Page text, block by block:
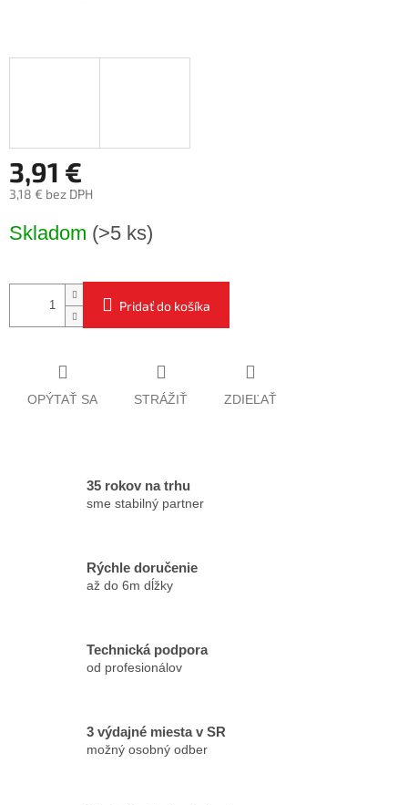
3,91 €
3,18 € bez DPH
cena:
Skladom (>5 ks)
Pridať do košíka
OPÝTAŤ SA STRÁŽIŤ ZDIEĽAŤ
35 rokov na trhu
sme stabilný partner
Rýchle doručenie
až do 6m dĺžky
Technická podpora
od profesionálov
3 výdajné miesta v SR
možný osobný odber